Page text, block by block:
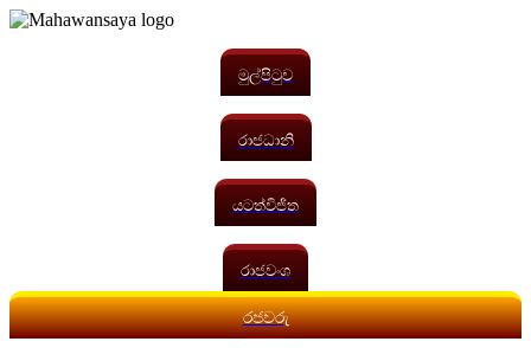
මුල්පිටුව
රාජධානි
යටත්විජිත
රාජවංශ
රජවරු